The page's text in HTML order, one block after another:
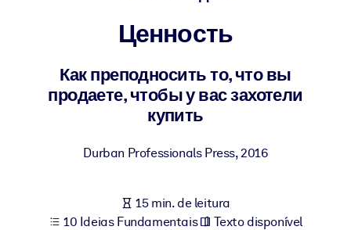
Para LMS/LXP
Leve conhecimento verificado e conciso para seu LMS/LXP para
resultados de aprendizagem mais sólidos.
Para sistemas de IA
Ценность
Как преподносить то, что вы
продаете, чтобы у вас захотели
купить
Durban Professionals Press,2016
15 min. de leitura
10 Ideias Fundamentais
Texto disponível